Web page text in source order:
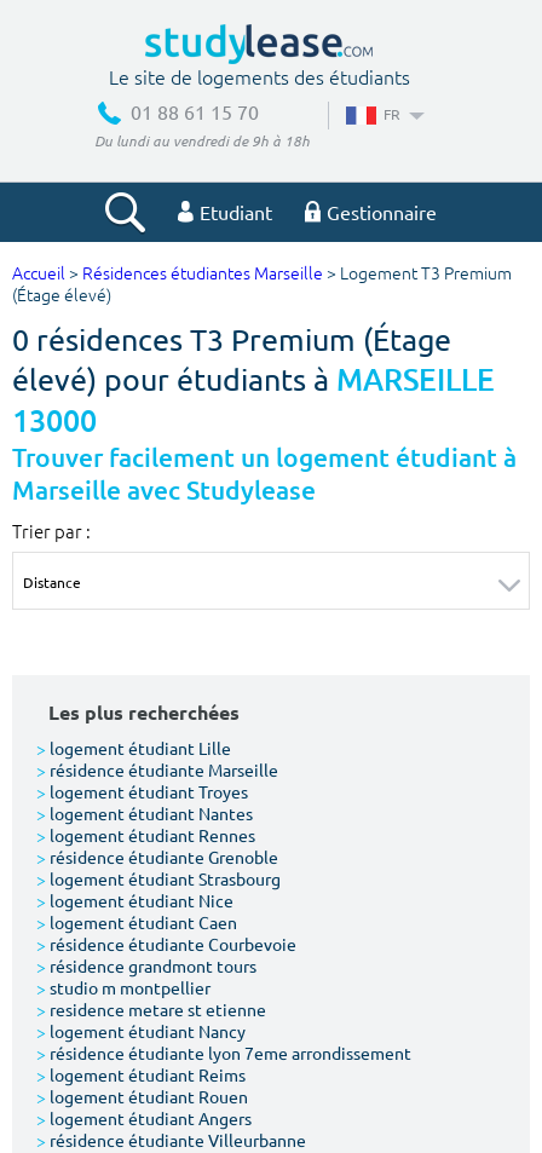
Le site de logements des étudiants
01 88 61 15 70
Du lundi au vendredi de 9h à 18h
FR
Etudiant Gestionnaire
Votre recherche
Ville, école
Budget min
€
Budget max
m² m²
Votre date d'entrée
Chercher
Accueil > Résidences étudiantes Marseille > Logement T3 Premium
(Étage élevé)
0 résidences T3 Premium (Étage
élevé) pour étudiants à MARSEILLE
13000
Trouver facilement un logement étudiant à
Marseille avec Studylease
Trier par :
Les plus recherchées
> logement étudiant Lille
> résidence étudiante Marseille
> logement étudiant Troyes
> logement étudiant Nantes
> logement étudiant Rennes
> résidence étudiante Grenoble
> logement étudiant Strasbourg
> logement étudiant Nice
> logement étudiant Caen
> résidence étudiante Courbevoie
> résidence grandmont tours
> studio m montpellier
> residence metare st etienne
> logement étudiant Nancy
> résidence étudiante lyon 7eme arrondissement
> logement étudiant Reims
> logement étudiant Rouen
> logement étudiant Angers
> résidence étudiante Villeurbanne